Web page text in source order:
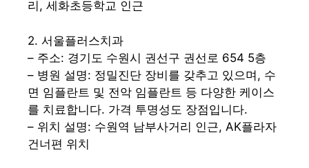
리, 세화초등학교 인근
2. 서울플러스치과
– 주소: 경기도 수원시 권선구 권선로 654 5층
– 병원 설명: 정밀진단 장비를 갖추고 있으며, 수
면 임플란트 및 전악 임플란트 등 다양한 케이스
를 치료합니다. 가격 투명성도 장점입니다.
– 위치 설명: 수원역 남부사거리 인근, AK플라자
건너편 위치